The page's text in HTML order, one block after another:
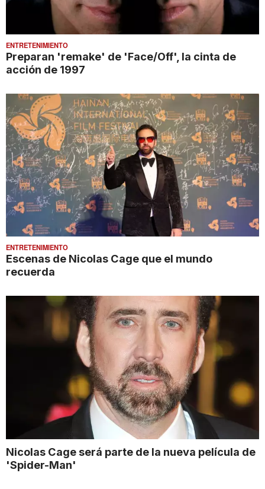
ENTRETENIMIENTO
Preparan 'remake' de 'Face/Off', la cinta de
acción de 1997
ENTRETENIMIENTO
Escenas de Nicolas Cage que el mundo
recuerda
Nicolas Cage será parte de la nueva película de
'Spider-Man'